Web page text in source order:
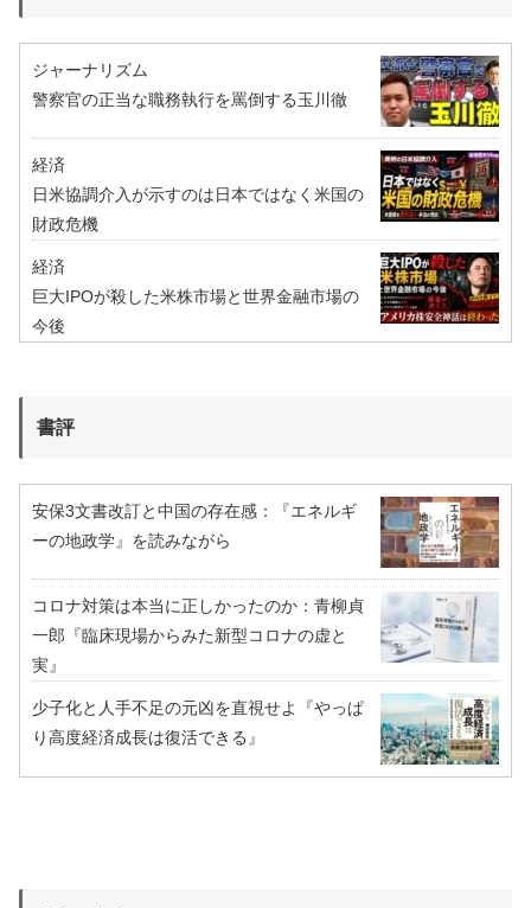
ジャーナリズム
警察官の正当な職務執行を罵倒する玉川徹
経済
日米協調介入が示すのは日本ではなく米国の
財政危機
経済
巨大IPOが殺した米株市場と世界金融市場の
今後
書評
安保3文書改訂と中国の存在感：『エネルギ
ーの地政学』を読みながら
コロナ対策は本当に正しかったのか：青柳貞
一郎『臨床現場からみた新型コロナの虚と
実』
少子化と人手不足の元凶を直視せよ『やっぱ
り高度経済成長は復活できる』